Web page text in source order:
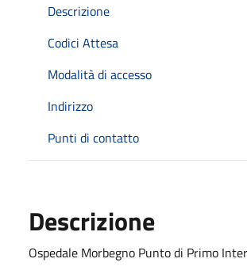
Descrizione
Codici Attesa
Modalità di accesso
Indirizzo
Punti di contatto
Descrizione
Ospedale Morbegno Punto di Primo